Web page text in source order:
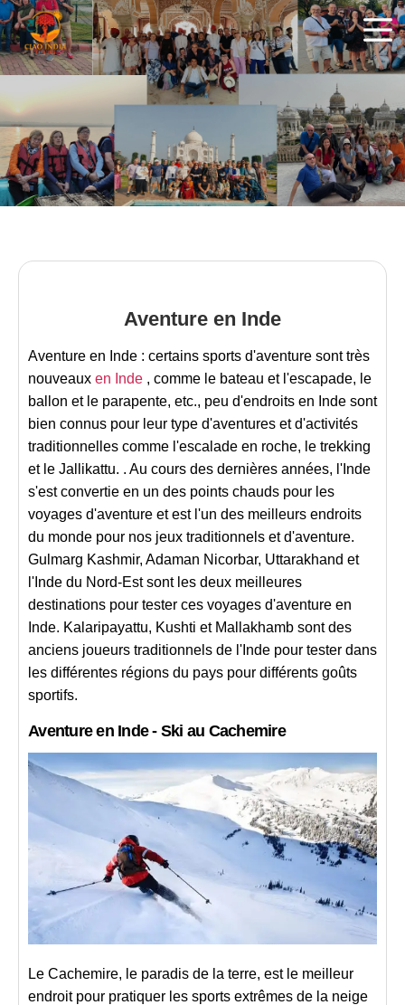
ciaoindiatours
Aventure en Inde
Aventure en Inde : certains sports d'aventure sont très
nouveaux en Inde , comme le bateau et l'escapade, le
ballon et le parapente, etc., peu d'endroits en Inde sont
bien connus pour leur type d'aventures et d'activités
traditionnelles comme l'escalade en roche, le trekking
et le Jallikattu. . Au cours des dernières années, l'Inde
s'est convertie en un des points chauds pour les
voyages d'aventure et est l'un des meilleurs endroits
du monde pour nos jeux traditionnels et d'aventure.
Gulmarg Kashmir, Adaman Nicorbar, Uttarakhand et
l'Inde du Nord-Est sont les deux meilleures
destinations pour tester ces voyages d'aventure en
Inde. Kalaripayattu, Kushti et Mallakhamb sont des
anciens joueurs traditionnels de l'Inde pour tester dans
les différentes régions du pays pour différents goûts
sportifs.
Aventure en Inde - Ski au Cachemire
Le Cachemire, le paradis de la terre, est le meilleur
endroit pour pratiquer les sports extrêmes de la neige